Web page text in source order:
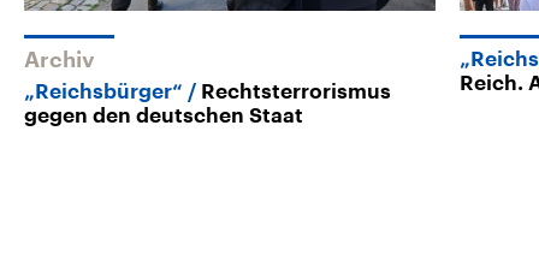
Archiv
„Reichsbürger“
Rechtsterrorismus
gegen den deutschen Staat
Reich.